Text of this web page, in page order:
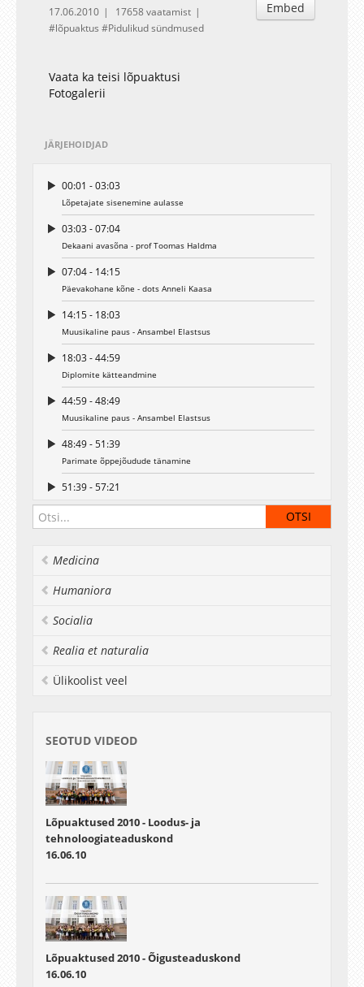
Embed
17.06.2010
17658 vaatamist
lõpuaktus
Pidulikud sündmused
Vaata ka teisi lõpuaktusi
Fotogalerii
JÄRJEHOIDJAD
00:01 - 03:03
Lõpetajate sisenemine aulasse
03:03 - 07:04
Dekaani avasõna - prof Toomas Haldma
07:04 - 14:15
Päevakohane kõne - dots Anneli Kaasa
14:15 - 18:03
Muusikaline paus - Ansambel Elastsus
18:03 - 44:59
Diplomite kätteandmine
44:59 - 48:49
Muusikaline paus - Ansambel Elastsus
48:49 - 51:39
Parimate õppejõudude tänamine
51:39 - 57:21
Lõpetajate sõnavõtt - Laura Kõiv
00:57:21 - 01:00:21
Gaudeamus
01:02:38 - 01:10:05
Medicina
Humaniora
Socialia
Realia et naturalia
Ülikoolist veel
SEOTUD VIDEOD
Lõpuaktused 2010 - Loodus- ja
tehnoloogiateaduskond
16.06.10
Lõpuaktused 2010 - Õigusteaduskond
16.06.10